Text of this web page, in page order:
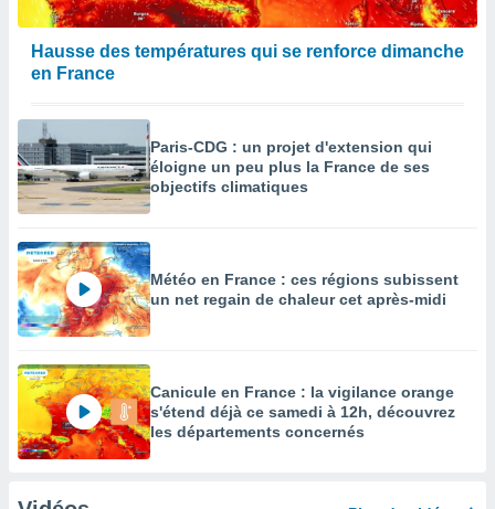
Hausse des températures qui se renforce dimanche
en France
Paris-CDG : un projet d'extension qui
éloigne un peu plus la France de ses
objectifs climatiques
Météo en France : ces régions subissent
un net regain de chaleur cet après-midi
Canicule en France : la vigilance orange
s'étend déjà ce samedi à 12h, découvrez
les départements concernés